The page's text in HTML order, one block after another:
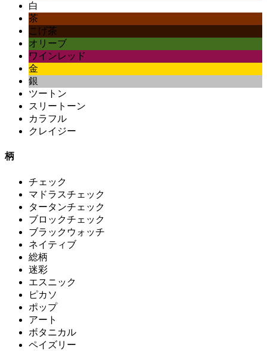
白
茶
こげ茶
オリーブ
ワインレッド
金
銀
ツートン
スリートーン
カラフル
クレイジー
柄
チェック
マドラスチェック
タータンチェック
ブロックチェック
ブラックウォッチ
ネイティブ
総柄
迷彩
エスニック
ピカソ
ポップ
アート
ボタニカル
ペイズリー